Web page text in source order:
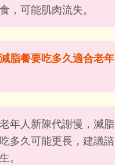
，可能肌肉流失。
脂餐要吃多久適合老年
年人新陳代謝慢，減脂
多久可能更長，建議諮
。